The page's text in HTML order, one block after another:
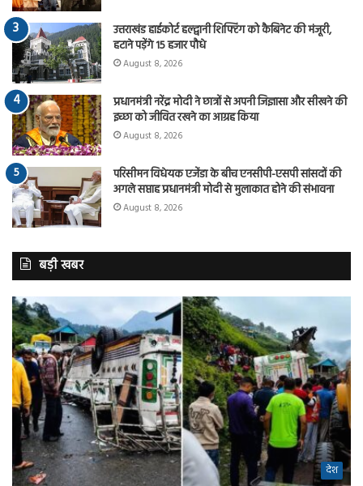
उत्तराखंड हाईकोर्ट हल्द्वानी शिफ्टिंग को कैबिनेट की मंजूरी,
हटाने पड़ेंगे 15 हजार पौधे
August 8, 2026
प्रधानमंत्री नरेंद्र मोदी ने छात्रों से अपनी जिज्ञासा और सीखने की
इच्छा को जीवित रखने का आग्रह किया
August 8, 2026
परिसीमन विधेयक एजेंडा के बीच एनसीपी-एसपी सांसदों की
अगले सप्ताह प्रधानमंत्री मोदी से मुलाकात होने की संभावना
August 8, 2026
बड़ी खबर
देश